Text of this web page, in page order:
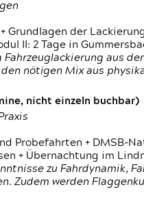
Grundlagen der
II: 2 Tage in
aus
nötigen Mix aus
nicht einzeln buchbar)
Probefahrten + DMSB-
+ Übernachtung im
zu Fahrdynamik,
Zudem werden